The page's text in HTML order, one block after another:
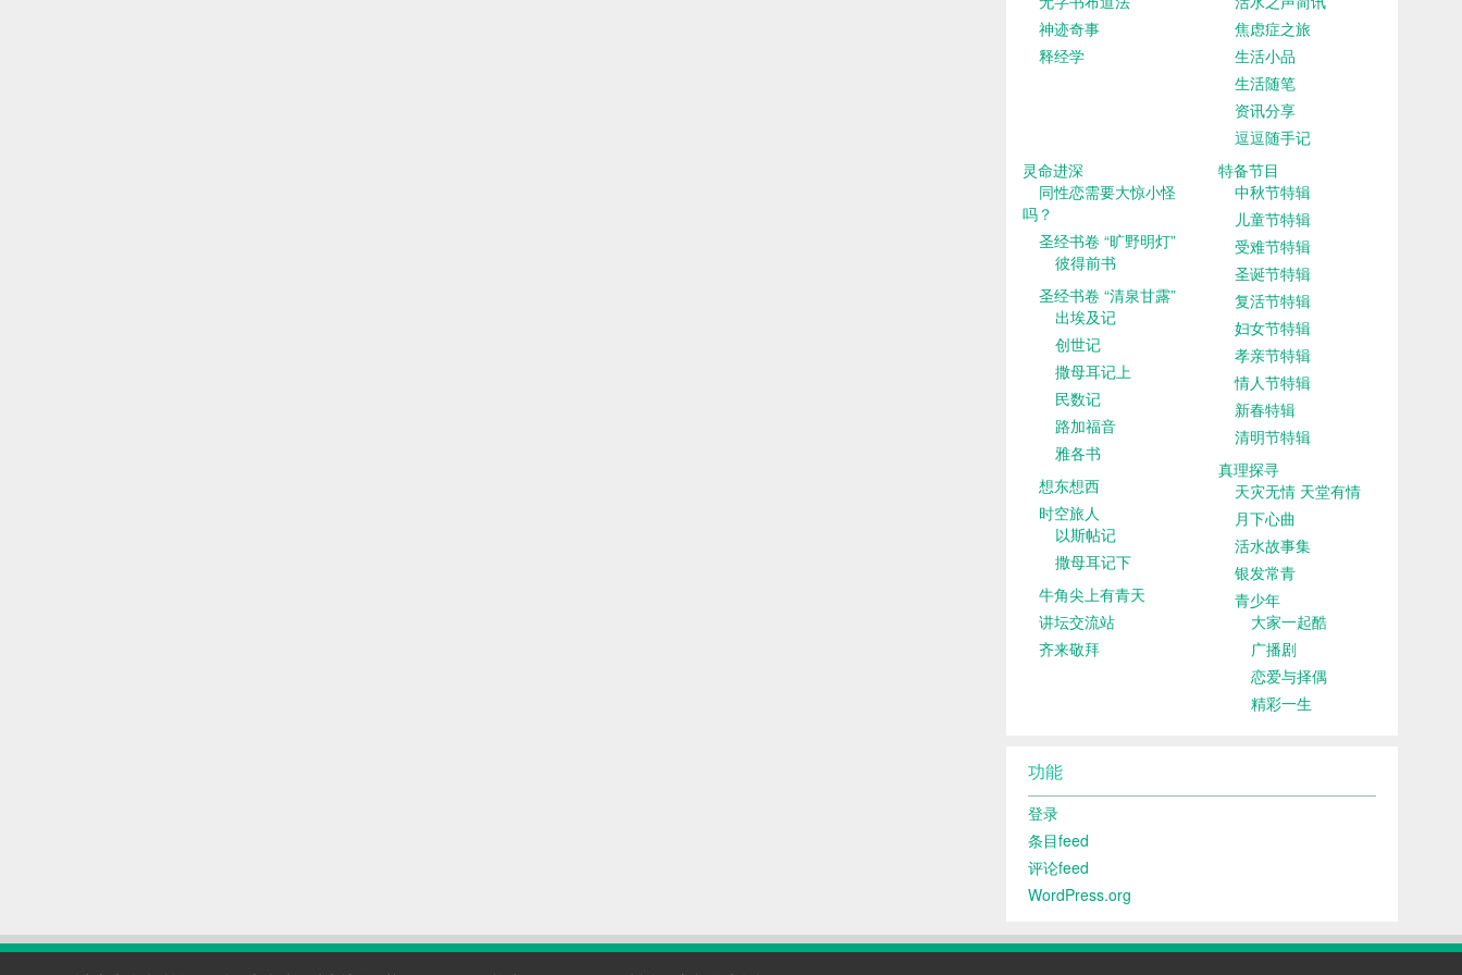
神迹奇事
释经学
焦虑症之旅
生活小品
生活随笔
资讯分享
逗逗随手记
灵命进深
同性恋需要大惊小怪
吗？
圣经书卷 “旷野明灯”
彼得前书
圣经书卷 “清泉甘露”
出埃及记
创世记
撒母耳记上
民数记
路加福音
雅各书
想东想西
时空旅人
以斯帖记
撒母耳记下
牛角尖上有青天
讲坛交流站
齐来敬拜
特备节目
中秋节特辑
儿童节特辑
受难节特辑
圣诞节特辑
复活节特辑
妇女节特辑
孝亲节特辑
情人节特辑
新春特辑
清明节特辑
真理探寻
天灾无情 天堂有情
月下心曲
活水故事集
银发常青
青少年
大家一起酷
广播剧
恋爱与择偶
精彩一生
功能
登录
条目feed
评论feed
WordPress.org